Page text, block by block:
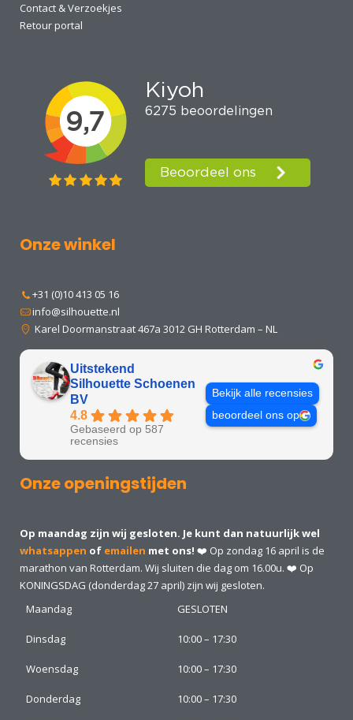
Contact & Verzoekjes
Retour portal
Onze winkel
+31 (0)10 413 05 16
info@silhouette.nl
Karel Doormanstraat 467a 3012 GH Rotterdam – NL
Uitstekend
Silhouette Schoenen
BV
4.8
Gebaseerd op 587
recensies
Bekijk alle recensies
beoordeel ons op
Onze openingstijden
Op maandag zijn wij gesloten. Je kunt dan natuurlijk wel
whatsappen of emailen met ons! ❤️ Op zondag 16 april is de
marathon van Rotterdam. Wij sluiten die dag om 16.00u. ❤️ Op
KONINGSDAG (donderdag 27 april) zijn wij gesloten.
Maandag
GESLOTEN
Dinsdag 10:00 – 17:30
Woensdag 10:00 – 17:30
Donderdag 10:00 – 17:30